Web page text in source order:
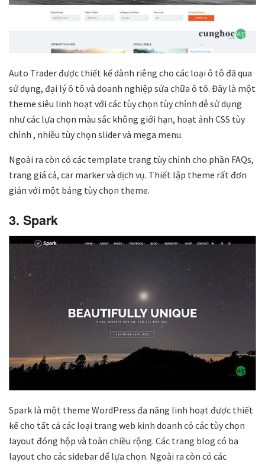
Auto Trader được thiết kế dành riêng cho các loại ô tô đã qua
sử dụng, đại lý ô tô và doanh nghiệp sửa chữa ô tô. Đây là một
theme siêu linh hoạt với các tùy chọn tùy chỉnh dễ sử dụng
như các lựa chọn màu sắc không giới hạn, hoạt ảnh CSS tùy
chỉnh , nhiều tùy chọn slider và mega menu.
Ngoài ra còn có các template trang tùy chỉnh cho phần FAQs,
trang giá cả, car marker và dịch vụ. Thiết lập theme rất đơn
giản với một bảng tùy chọn theme.
3. Spark
Spark là một theme WordPress đa năng linh hoạt được thiết
kế cho tất cả các loại trang web kinh doanh có các tùy chọn
layout đóng hộp và toàn chiều rộng. Các trang blog có ba
layout cho các sidebar để lựa chọn. Ngoài ra còn có các